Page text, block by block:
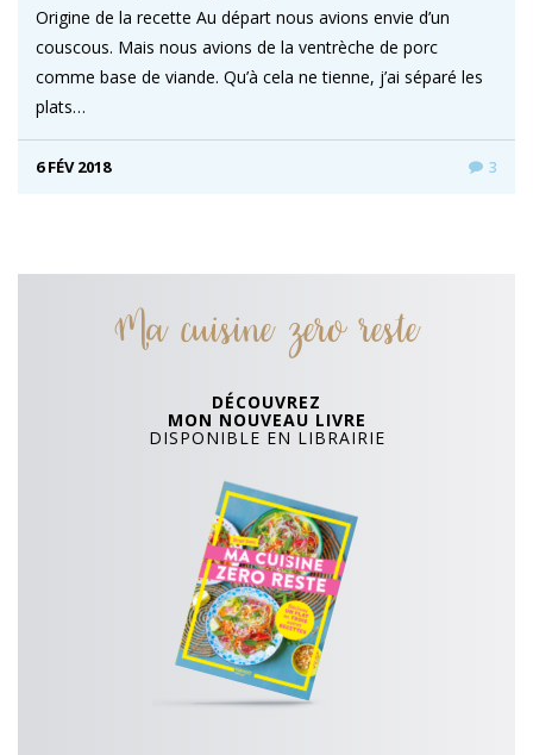
Origine de la recette Au départ nous avions envie d’un
couscous. Mais nous avions de la ventrèche de porc
comme base de viande. Qu’à cela ne tienne, j’ai séparé les
plats…
6 FÉV 2018 3
Ma cuisine zero reste
DÉCOUVREZ
MON NOUVEAU LIVRE
DISPONIBLE EN LIBRAIRIE